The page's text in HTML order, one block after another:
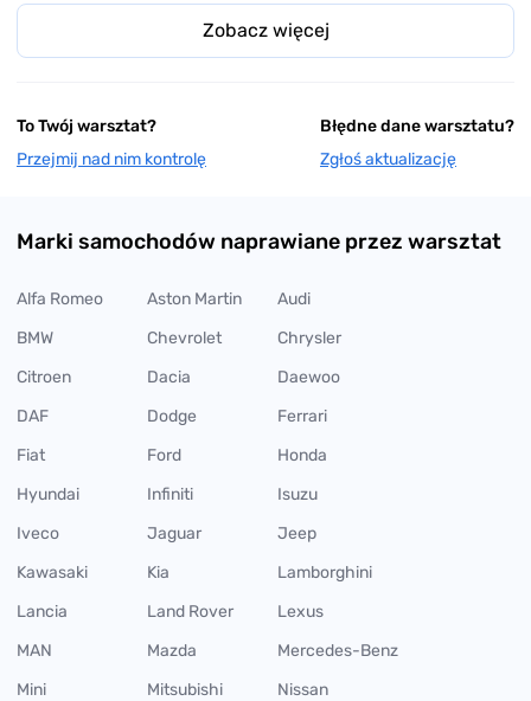
Zobacz więcej
To Twój warsztat?
Przejmij nad nim kontrolę
Błędne dane warsztatu?
Zgłoś aktualizację
Marki samochodów naprawiane przez warsztat
Alfa Romeo Aston Martin
Audi
BMW
Chevrolet
Chrysler
Citroen
Dacia
Daewoo
DAF
Dodge
Ferrari
Fiat
Ford
Honda
Hyundai
Infiniti
Isuzu
Iveco
Jaguar
Jeep
Kawasaki
Kia
Lamborghini
Lancia
Land Rover
Lexus
MAN
Mazda
Mercedes-Benz
Mini
Mitsubishi
Nissan